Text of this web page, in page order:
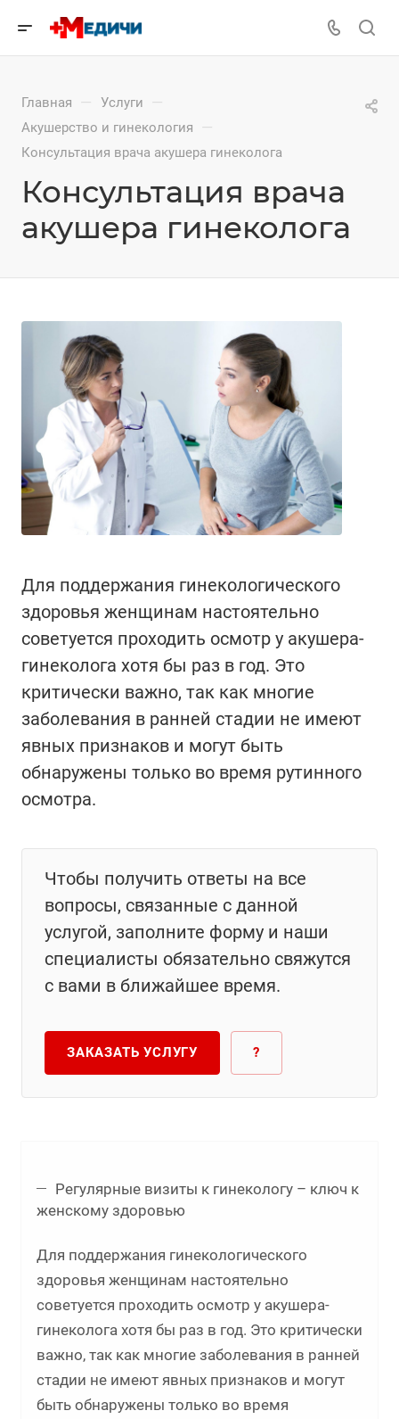
Главная — Услуги —
Акушерство и гинекология —
Консультация врача акушера гинеколога
Консультация врача
акушера гинеколога
Для поддержания гинекологического
здоровья женщинам настоятельно
советуется проходить осмотр у акушера-
гинеколога хотя бы раз в год. Это
критически важно, так как многие
заболевания в ранней стадии не имеют
явных признаков и могут быть
обнаружены только во время рутинного
осмотра.
Чтобы получить ответы на все
вопросы, связанные с данной
услугой, заполните форму и наши
специалисты обязательно свяжутся
с вами в ближайшее время.
ЗАКАЗАТЬ УСЛУГУ ?
Регулярные визиты к гинекологу – ключ к
женскому здоровью
Для поддержания гинекологического
здоровья женщинам настоятельно
советуется проходить осмотр у акушера-
гинеколога хотя бы раз в год. Это критически
важно, так как многие заболевания в ранней
стадии не имеют явных признаков и могут
быть обнаружены только во время